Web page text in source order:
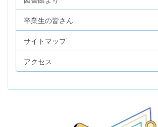
卒業生の皆さん
サイトマップ
アクセス